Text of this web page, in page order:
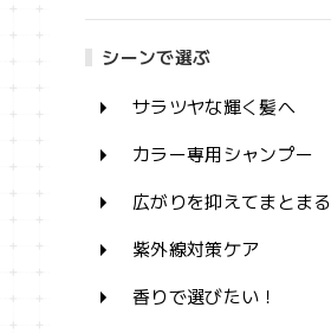
シーンで選ぶ
サラツヤな輝く髪へ
カラー専用シャンプー
広がりを抑えてまとまる
紫外線対策ケア
香りで選びたい！